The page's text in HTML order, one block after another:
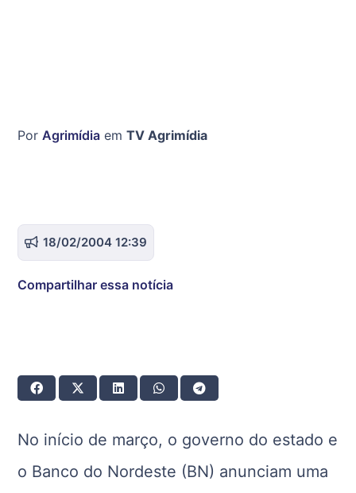
Por Agrimídia em TV Agrimídia
18/02/2004 12:39
Compartilhar essa notícia
No início de março, o governo do estado e
o Banco do Nordeste (BN) anunciam uma